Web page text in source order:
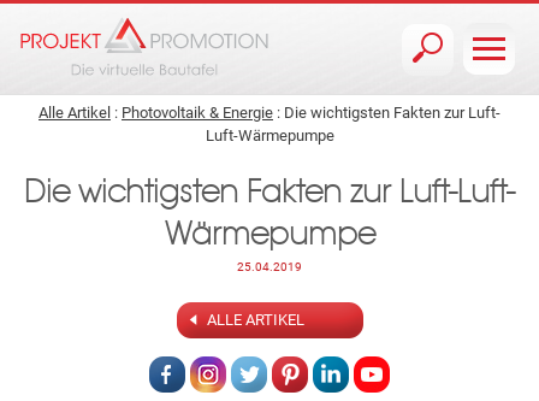
Alle Artikel : Photovoltaik & Energie : Die wichtigsten Fakten zur Luft-
Luft-Wärmepumpe
Die wichtigsten Fakten zur Luft-Luft-
Wärmepumpe
25.04.2019
ALLE ARTIKEL